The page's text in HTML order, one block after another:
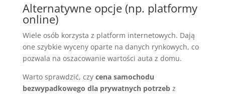
Alternatywne opcje (np. platformy
online)
Wiele osób korzysta z platform internetowych. Dają
one szybkie wyceny oparte na danych rynkowych, co
pozwala na oszacowanie wartości auta z domu.
Warto sprawdzić, czy cena samochodu
bezwypadkowego dla prywatnych potrzebz